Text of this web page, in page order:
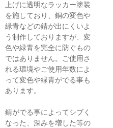
上げに透明なラッカー塗装
を施しており、銅の変色や
緑青などの錆が出にくいよ
う制作しておりますが、変
色や緑青を完全に防ぐもの
ではありません。ご使用さ
れる環境やご使用年数によ
って変色や緑青がでる事も
あります。
錆がでる事によってシブく
なった、深みを増した等の